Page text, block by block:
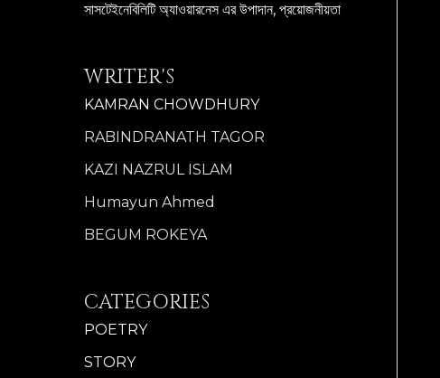
সাসটেইনেবিলিটি অ্যাওয়ারনেস এর উপাদান, প্রয়োজনীয়তা
WRITER'S
KAMRAN CHOWDHURY
RABINDRANATH TAGOR
KAZI NAZRUL ISLAM
Humayun Ahmed
BEGUM ROKEYA
CATEGORIES
POETRY
STORY